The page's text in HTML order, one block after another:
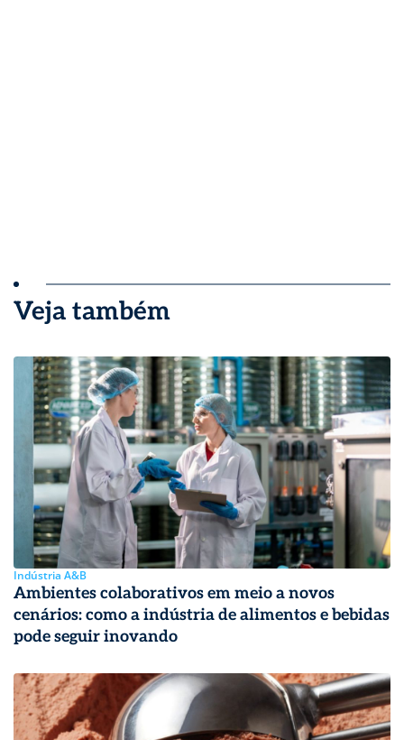
Veja também
Indústria A&B
Ambientes colaborativos em meio a novos
cenários: como a indústria de alimentos e bebidas
pode seguir inovando